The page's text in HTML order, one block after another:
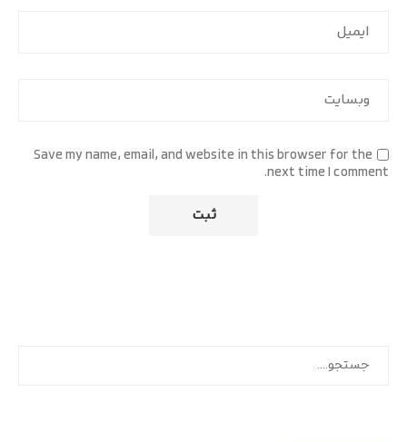
Save my name, email, and website in this browser for the
next time I comment.